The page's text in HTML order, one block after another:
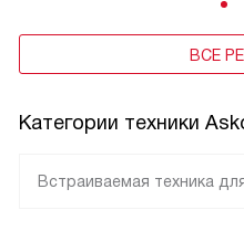
ВСЕ
Категории техники
Встраиваемая техника